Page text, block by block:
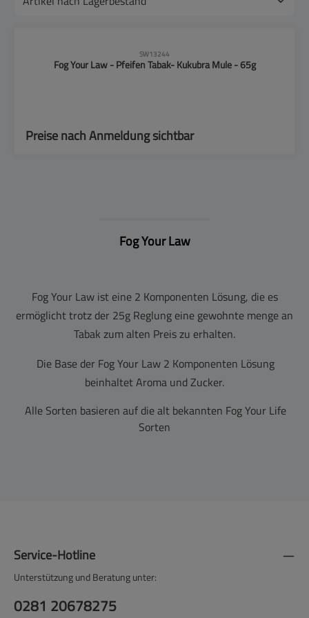
SW13244
Fog Your Law - Pfeifen Tabak- Kukubra Mule - 65g
Preise nach Anmeldung sichtbar
Fog Your Law
Fog Your Law ist eine 2 Komponenten Lösung, die es
ermöglicht trotz der 25g Reglung eine gewohnte menge an
Tabak zum alten Preis zu erhalten.
Die Base der Fog Your Law 2 Komponenten Lösung
beinhaltet Aroma und Zucker.
Alle Sorten basieren auf die alt bekannten Fog Your Life
Sorten
Service-Hotline
Unterstützung und Beratung unter:
0281 20678275